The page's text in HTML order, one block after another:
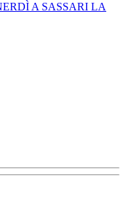
A SASSARI LA